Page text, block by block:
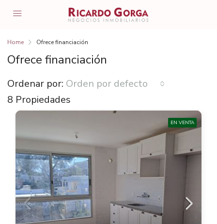
Home Ofrece financiación
Ofrece financiación
8 Propiedades
Ordenar por: Orden por defecto
EN VENTA